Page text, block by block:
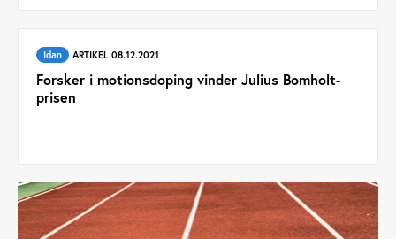
Idan ARTIKEL 08.12.2021
Forsker i motionsdoping vinder Julius Bomholt-
prisen